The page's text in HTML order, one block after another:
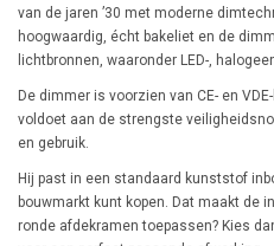
van de jaren ’30 met moderne
hoogwaardig, écht bakeliet en de
lichtbronnen, waaronder LED-,
De dimmer is voorzien van CE- en
voldoet aan de strengste
en gebruik.
Hij past in een standaard kunststof
bouwmarkt kunt kopen. Dat maakt de
ronde afdekramen toepassen? Kies